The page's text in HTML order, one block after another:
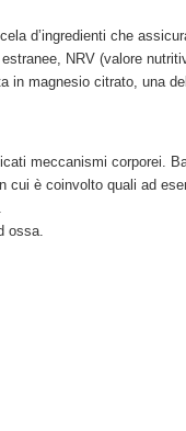
d’ingredienti che
NRV (valore
magnesio citrato, una
meccanismi corporei.
è coinvolto quali ad
ossa.